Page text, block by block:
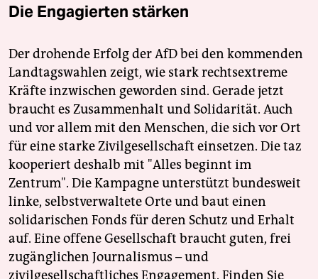
Die Engagierten stärken
Der drohende Erfolg der AfD bei den kommenden
Landtagswahlen zeigt, wie stark rechtsextreme
Kräfte inzwischen geworden sind. Gerade jetzt
braucht es Zusammenhalt und Solidarität. Auch
und vor allem mit den Menschen, die sich vor Ort
für eine starke Zivilgesellschaft einsetzen. Die taz
kooperiert deshalb mit "Alles beginnt im
Zentrum". Die Kampagne unterstützt bundesweit
linke, selbstverwaltete Orte und baut einen
solidarischen Fonds für deren Schutz und Erhalt
auf. Eine offene Gesellschaft braucht guten, frei
zugänglichen Journalismus – und
zivilgesellschaftliches Engagement. Finden Sie